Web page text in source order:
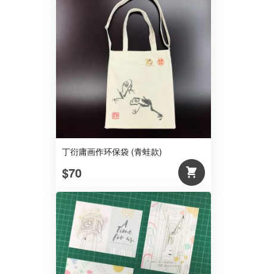
丁衍庸画作环保袋 (青蛙款)
$70